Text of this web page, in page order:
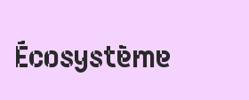
Écosystème